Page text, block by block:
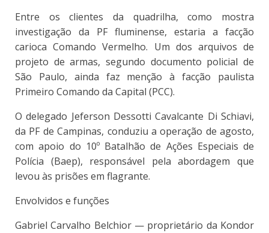
Entre os clientes da quadrilha, como mostra
investigação da PF fluminense, estaria a facção
carioca Comando Vermelho. Um dos arquivos de
projeto de armas, segundo documento policial de
São Paulo, ainda faz menção à facção paulista
Primeiro Comando da Capital (PCC).
O delegado Jeferson Dessotti Cavalcante Di Schiavi,
da PF de Campinas, conduziu a operação de agosto,
com apoio do 10º Batalhão de Ações Especiais de
Polícia (Baep), responsável pela abordagem que
levou às prisões em flagrante.
Envolvidos e funções
Gabriel Carvalho Belchior — proprietário da Kondor